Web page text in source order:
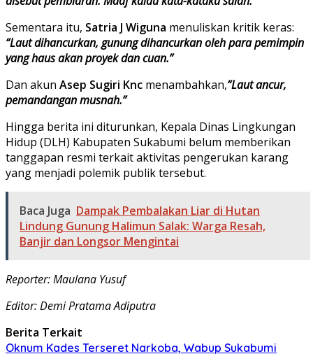
Sementara itu, Satria J Wiguna menuliskan kritik keras:
“Laut dihancurkan, gunung dihancurkan oleh para pemimpin
yang haus akan proyek dan cuan.”
Dan akun Asep Sugiri Knc menambahkan,“Laut ancur,
pemandangan musnah.”
Hingga berita ini diturunkan, Kepala Dinas Lingkungan
Hidup (DLH) Kabupaten Sukabumi belum memberikan
tanggapan resmi terkait aktivitas pengerukan karang
yang menjadi polemik publik tersebut.
Baca Juga Dampak Pembalakan Liar di Hutan
Lindung Gunung Halimun Salak: Warga Resah,
Banjir dan Longsor Mengintai
Reporter: Maulana Yusuf
Editor: Demi Pratama Adiputra
Berita Terkait
Oknum Kades Terseret Narkoba, Wabup Sukabumi